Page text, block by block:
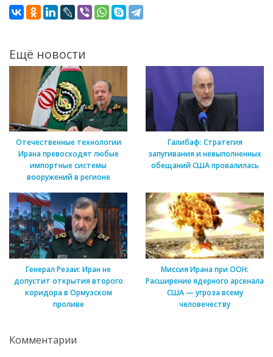
Ещё новости
Отечественные технологии
Ирана превосходят любые
импортные системы
вооружений в регионе
Галибаф: Стратегия
запугивания и невыполненных
обещаний США провалилась
Генерал Резаи: Иран не
допустит открытия второго
коридора в Ормузском
проливе
Миссия Ирана при ООН:
Расширение ядерного арсенала
США — угроза всему
человечеству
Комментарии